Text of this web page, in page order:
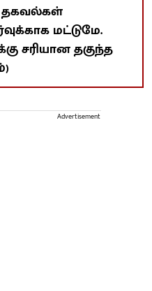
தகவல்கள்
மட்டுமே.
சரியான தகுந்த
Advertisement